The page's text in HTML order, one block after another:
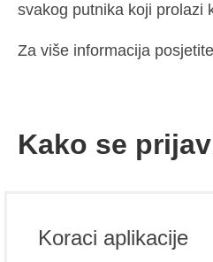
svakog putnika koji prolazi
Za više informacija posjetite
Kako se
Koraci aplikacije